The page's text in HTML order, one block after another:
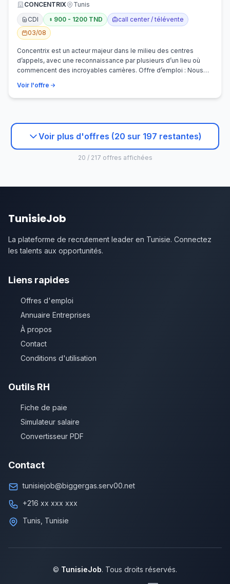
CONCENTRIX
Tunis
CDI
900 - 1200 TND
call center / télévente
03/08
Concentrix est un acteur majeur dans le milieu des centres
d’appels, avec une reconnaissance par plusieurs d’un lieu où
commencent des incroyables carrières. Offre d’emploi : Nous
Voir l'offre
Voir plus d'offres (20 sur 197 restantes)
20 / 217 offres affichées
TunisieJob
La plateforme de recrutement leader en Tunisie. Connectez
les talents aux opportunités.
Liens rapides
Offres d'emploi
Annuaire Entreprises
À propos
Contact
Conditions d'utilisation
Outils RH
Fiche de paie
Simulateur salaire
Convertisseur PDF
Contact
tunisiejob@biggergas.serv00.net
+216 xx xxx xxx
Tunis, Tunisie
© TunisieJob. Tous droits réservés.